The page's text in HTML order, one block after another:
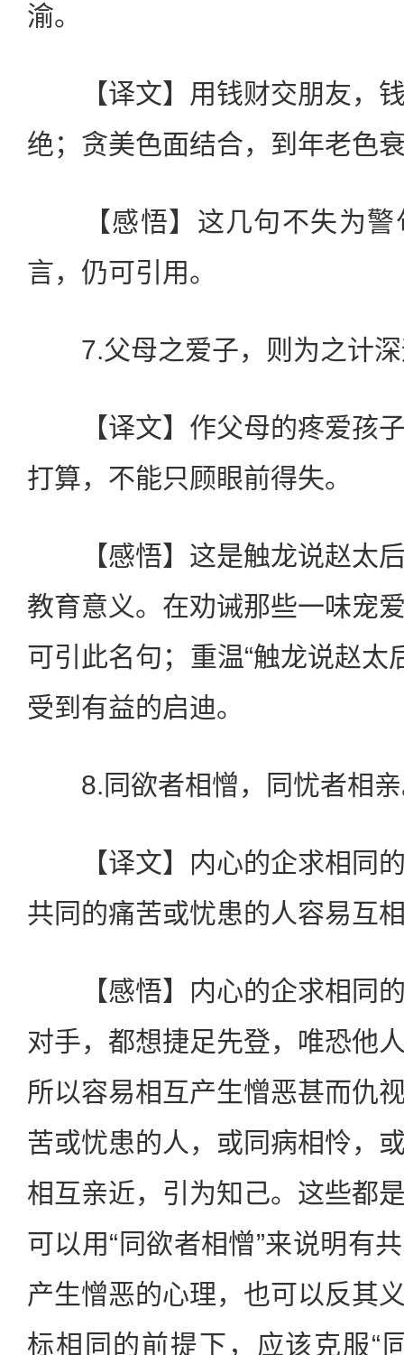
渝。
【译文】用钱财交朋友，钱
绝；贪美色面结合，到年老色
【感悟】这几句不失为警
言，仍可引用。
7.父母之爱子，则为之计深
【译文】作父母的疼爱孩子
打算，不能只顾眼前得失。
【感悟】这是触龙说赵太后
教育意义。在劝诫那些一味宠
可引此名句；重温“触龙说赵太
受到有益的启迪。
8.同欲者相憎，同忧者相
【译文】内心的企求相同的
共同的痛苦或忧患的人容易互
【感悟】内心的企求相同的
对手，都想捷足先登，唯恐他
所以容易相互产生憎恶甚而仇
苦或忧患的人，或同病相怜，
相互亲近，引为知己。这些都
可以用“同欲者相憎”来说明有
产生憎恶的心理，也可以反其
标相同的前提下，应该克服“